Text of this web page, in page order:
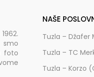
smo
foto
NAŠE
Tuzla – Džafer
Tuzla – TC
Tuzla – Korzo